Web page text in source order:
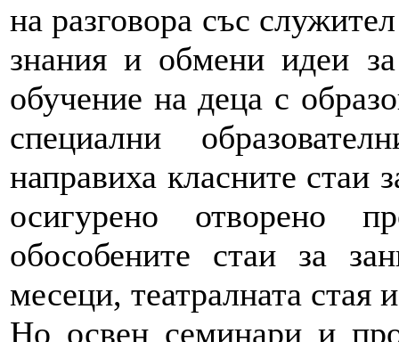
на разговора със
знания и обмени идеи
обучение на деца с
специални
направиха класните стаи
осигурено отворено
обособените стаи за
месеци, театралната стая
Но освен семинари и